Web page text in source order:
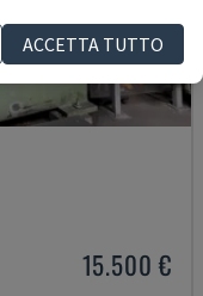
15.500 €
ACCETTA TUTTO